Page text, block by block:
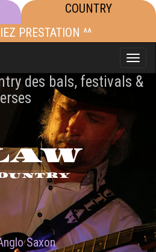
COUNTRY
PRESTATION ^^
Toggle
des bals, festivals &
Saxon